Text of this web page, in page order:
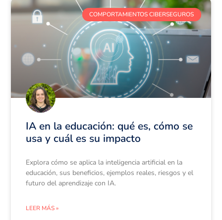
COMPORTAMIENTOS CIBERSEGUROS
IA en la educación: qué es, cómo se
usa y cuál es su impacto
Explora cómo se aplica la inteligencia artificial en la
educación, sus beneficios, ejemplos reales, riesgos y el
futuro del aprendizaje con IA.
LEER MÁS »